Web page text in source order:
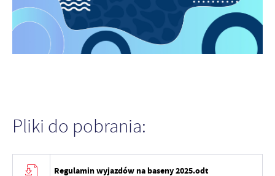
Pliki do pobrania:
Regulamin wyjazdów na baseny 2025.odt